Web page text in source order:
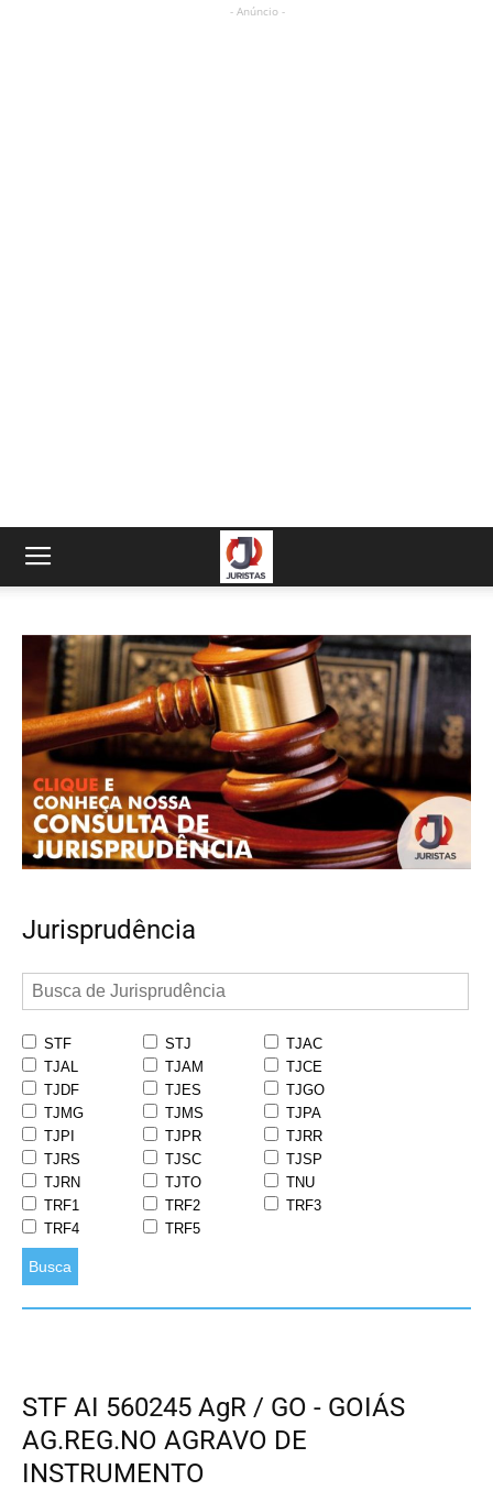
- Anúncio -
Jurisprudência
STF STJ
TJAC
TJAL
TJAM
TJCE
TJDF
TJES
TJGO
TJMG
TJMS
TJPA
TJPI
TJPR
TJRR
TJRS
TJSC
TJSP
TJRN
TJTO
TNU
TRF1
TRF2
TRF3
TRF4
TRF5
Busca
STF AI 560245 AgR / GO - GOIÁS
AG.REG.NO AGRAVO DE
INSTRUMENTO